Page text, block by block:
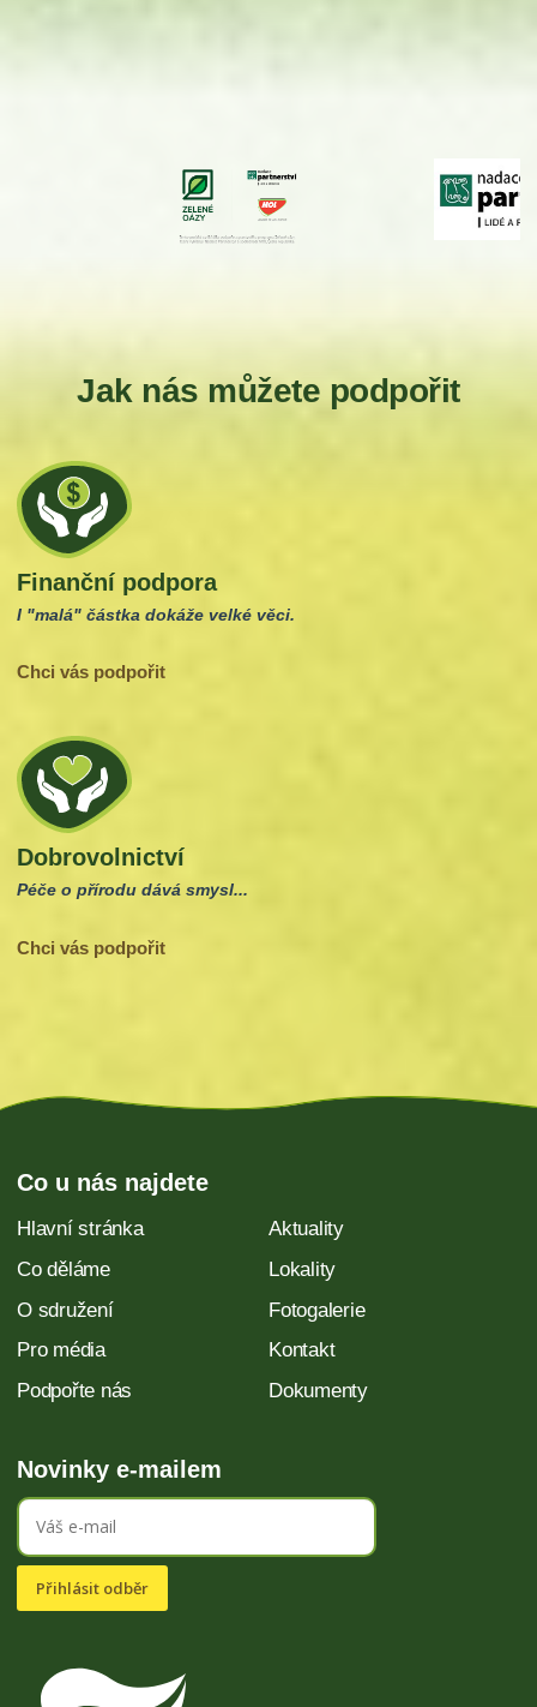
Jak nás můžete podpořit
Finanční podpora
I "malá" částka dokáže velké věci.
Chci vás podpořit
Dobrovolnictví
Péče o přírodu dává smysl...
Chci vás podpořit
Co u nás najdete
Hlavní stránka
Aktuality
Co děláme
Lokality
O sdružení
Fotogalerie
Pro média
Kontakt
Podpořte nás
Dokumenty
Novinky e-mailem
Přihlásit odběr